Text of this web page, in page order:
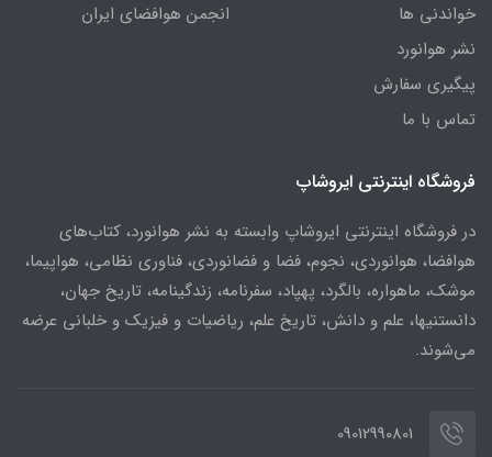
خواندنی ها
نشر هوانورد
پیگیری سفارش
تماس با ما
انجمن هوافضای ایران
فروشگاه اینترنتی ایروشاپ
در فروشگاه اینترنتی ایروشاپ وابسته به نشر هوانورد، کتاب‌های
هوافضا، هوانوردی، نجوم، فضا و فضانوردی، فناوری نظامی، هواپیما،
موشک، ماهواره، بالگرد، پهپاد، سفرنامه، زندگینامه، تاریخ جهان،
دانستنیها، علم و دانش، تاریخ علم، ریاضیات و فیزیک و خلبانی عرضه
می‌شوند.
09012990801